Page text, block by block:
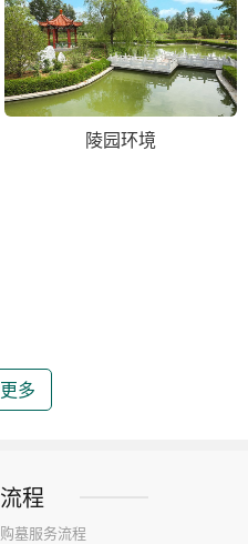
陵园环境
多
程
墓服务流程